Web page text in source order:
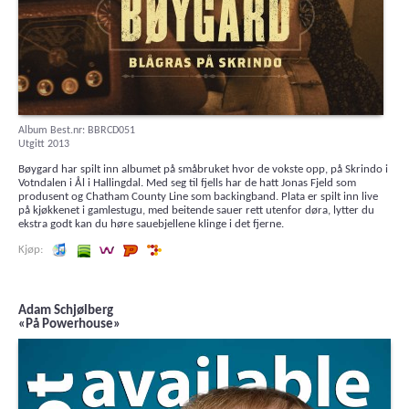
Album Best.nr: BBRCD051
Utgitt 2013
Bøygard har spilt inn albumet på småbruket hvor de vokste opp, på Skrindo i
Votndalen i Ål i Hallingdal. Med seg til fjells har de hatt Jonas Fjeld som
produsent og Chatham County Line som backingband. Plata er spilt inn live
på kjøkkenet i gamlestugu, med beitende sauer rett utenfor døra, lytter du
ekstra godt kan du høre sauebjellene klinge i det fjerne.
Lytt og kjøp iTunes
Lytt og kjøp i Spotify
Lytt og kjøp i Wimp
Lytt og kjøp hos Platekompaniet
Adam Schjølberg
«På Powerhouse»